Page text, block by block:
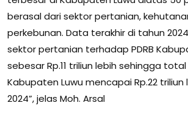
berasal dari sektor pertanian,
perkebunan. Data terakhir di tahun
sektor pertanian terhadap PDRB
sebesar Rp.11 triliun lebih sehingga total
Kabupaten Luwu mencapai Rp.22
2024”, jelas Moh. Arsal